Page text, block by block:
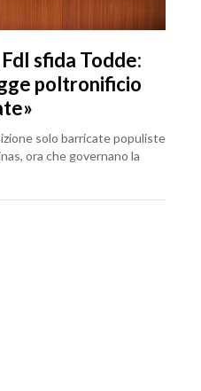
sfida Todde:
poltronificio
solo barricate populiste
ora che governano la